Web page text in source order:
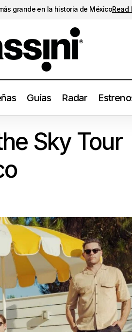
grande en la historia de MéxicoRead
Guías Radar
in the Sky Tour de Saint Motel a
Sky Tour